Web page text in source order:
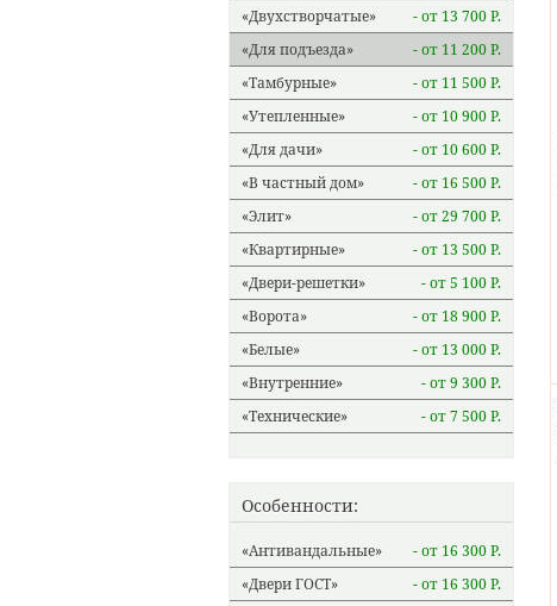
Двухстворчатые
- от 13 700 Р.
Для подъезда
- от 11 200 Р.
Тамбурные
- от 11 500 Р.
Утепленные
- от 10 900 Р.
Для дачи
- от 10 600 Р.
В частный дом
- от 16 500 Р.
Элит
- от 29 700 Р.
Квартирные
- от 13 500 Р.
Двери-решетки
- от 5 100 Р.
Ворота
- от 18 900 Р.
Белые
- от 13 000 Р.
Внутренние
- от 9 300 Р.
Технические
- от 7 500 Р.
Особенности:
Антивандальные
- от 16 300 Р.
Двери ГОСТ
- от 16 300 Р.